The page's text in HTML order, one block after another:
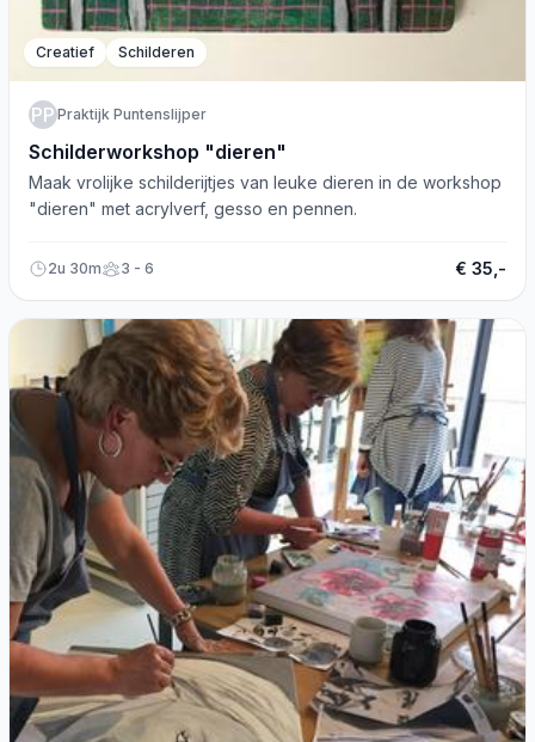
Creatief Schilderen
PP Praktijk Puntenslijper
Schilderworkshop "dieren"
Maak vrolijke schilderijtjes van leuke dieren in de workshop
"dieren" met acrylverf, gesso en pennen.
2u 30m 3 - 6 € 35,-